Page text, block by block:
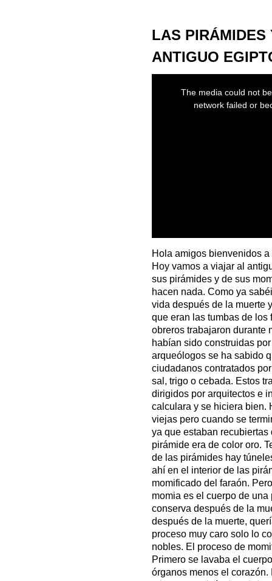
LAS PIRÁMIDES
ANTIGUO
The media could not
network failed or
Hola amigos bienvenidos
Hoy vamos a viajar al
sus pirámides y de sus
hacen nada. Como ya
vida después de la muerte
que eran las tumbas de
obreros trabajaron durante
habían sido construidas
arqueólogos se ha sabido
ciudadanos contratados
sal, trigo o cebada. Estos
dirigidos por arquitectos e
calculara y se hiciera bien.
viejas pero cuando se
ya que estaban
pirámide era de color oro.
de las pirámides hay
ahí en el interior de las
momificado del faraón.
momia es el cuerpo de
conserva después de la
después de la muerte,
proceso muy caro solo lo
nobles. El proceso de
Primero se lavaba el
órganos menos el